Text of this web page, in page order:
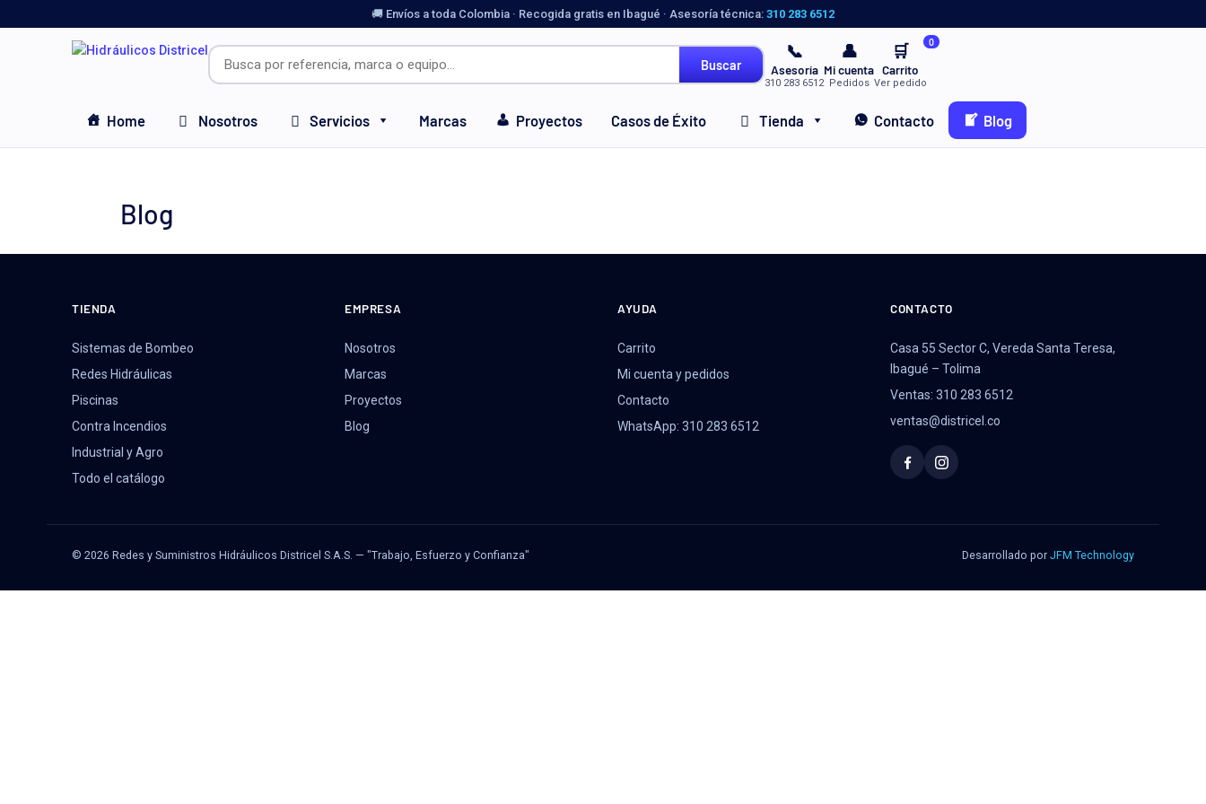
🚚 Envíos a toda Colombia · Recogida gratis en Ibagué · Asesoría técnica: 310 283 6512
Buscar
📞
Asesoría
310 283 6512
👤
Mi cuenta
Pedidos
🛒 0
Carrito
Ver pedido
Home Nosotros Servicios Marcas Proyectos Casos de Éxito Tienda Contacto Blog
Blog
TIENDA
Sistemas de Bombeo
Redes Hidráulicas
Piscinas
Contra Incendios
Industrial y Agro
Todo el catálogo
EMPRESA
Nosotros
Marcas
Proyectos
Blog
AYUDA
Carrito
Mi cuenta y pedidos
Contacto
WhatsApp: 310 283 6512
CONTACTO
Casa 55 Sector C, Vereda Santa Teresa,
Ibagué – Tolima
Ventas: 310 283 6512
ventas@districel.co
© 2026 Redes y Suministros Hidráulicos Districel S.A.S. — "Trabajo, Esfuerzo y Confianza" Desarrollado por JFM Technology